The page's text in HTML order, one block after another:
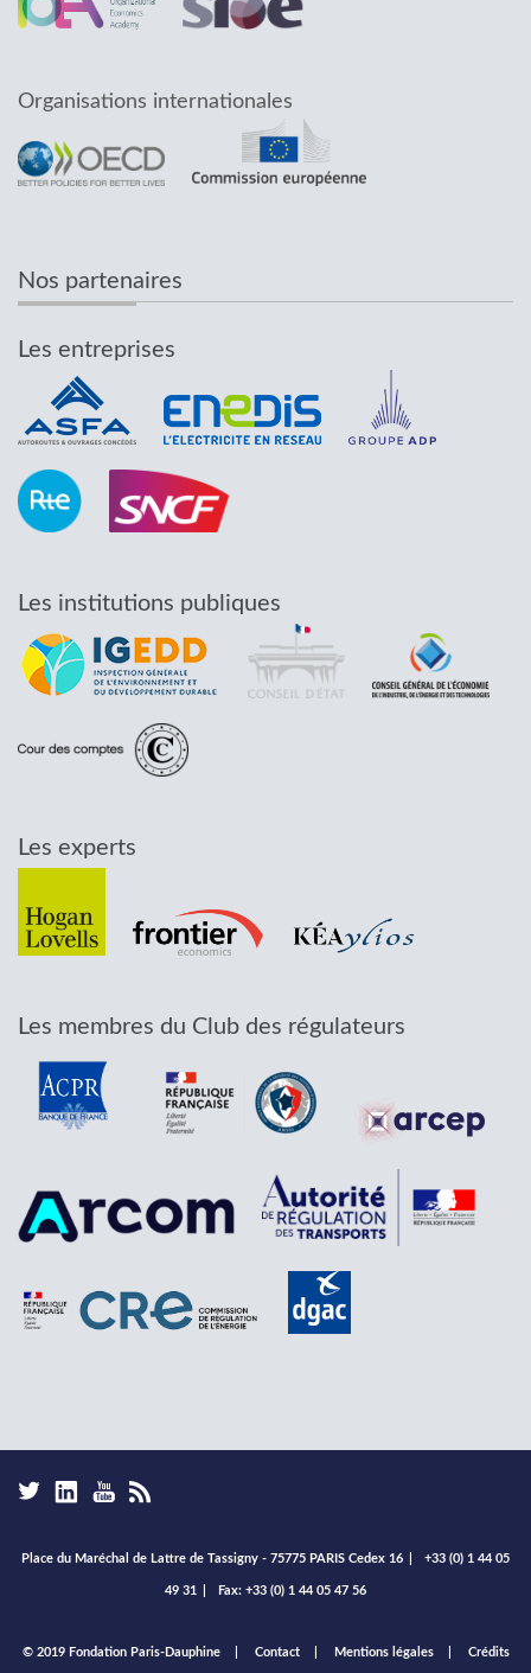
Organisations internationales
Nos partenaires
Les entreprises
Les institutions publiques
Les experts
Les membres du Club des régulateurs
Place du Maréchal de Lattre de Tassigny - 75775 PARIS Cedex 16 +33 (0) 1 44 05
49 31 Fax: +33 (0) 1 44 05 47 56
Footer
© 2019 Fondation Paris-Dauphine Contact Mentions légales Crédits